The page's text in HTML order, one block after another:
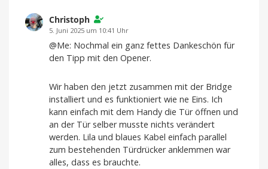
Christoph
5. Juni 2025 um 10:41 Uhr
@Me: Nochmal ein ganz fettes Dankeschön für
den Tipp mit den Opener.
Wir haben den jetzt zusammen mit der Bridge
installiert und es funktioniert wie ne Eins. Ich
kann einfach mit dem Handy die Tür öffnen und
an der Tür selber musste nichts verändert
werden. Lila und blaues Kabel einfach parallel
zum bestehenden Türdrücker anklemmen war
alles, dass es brauchte.